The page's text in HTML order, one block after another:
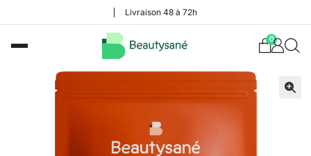
Livraison 48 à 72h
0